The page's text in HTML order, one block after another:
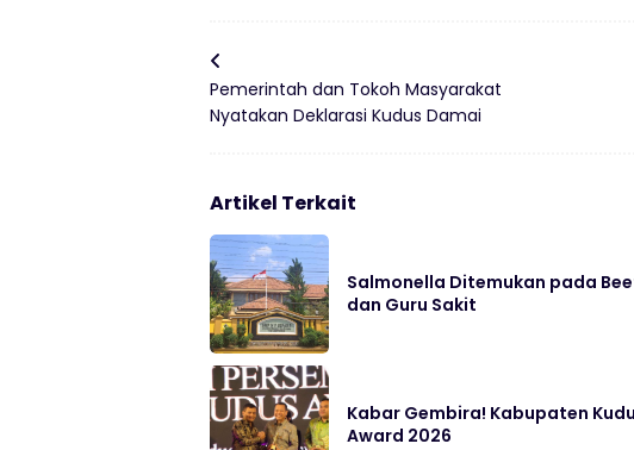
Pemerintah dan Tokoh Masyarakat
Nyatakan Deklarasi Kudus Damai
Artikel Terkait
Salmonella Ditemukan pada
dan Guru Sakit
Kabar Gembira! Kabupaten
Award 2026